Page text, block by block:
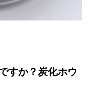
すか？炭化ホウ